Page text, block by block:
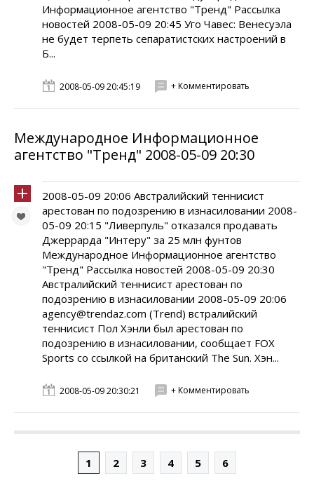
Информационное агентство "Тренд" Рассылка
новостей 2008-05-09 20:45 Уго Чавес: Венесуэла
не будет терпеть сепаратистских настроений в
Б...
2008-05-09 20:45:19 + Комментировать
Международное Информационное
агентство "Тренд" 2008-05-09 20:30
2008-05-09 20:06 Австралийский теннисист
арестован по подозрению в изнасиловании 2008-
05-09 20:15 "Ливерпуль" отказался продавать
Джеррарда "Интеру" за 25 млн фунтов
Международное Информационное агентство
"Тренд" Рассылка новостей 2008-05-09 20:30
Австралийский теннисист арестован по
подозрению в изнасиловании 2008-05-09 20:06
agency@trendaz.com (Trend) встралийский
теннисист Пол Хэнли был арестован по
подозрению в изнасиловании, сообщает FOX
Sports со ссылкой на британский The Sun. Хэн...
2008-05-09 20:30:21 + Комментировать
1 2 3 4 5 6